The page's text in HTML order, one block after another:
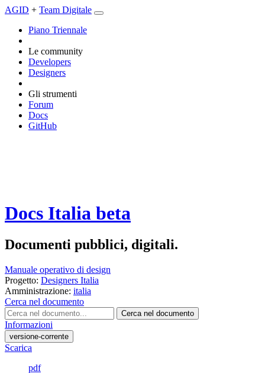
AGID + Team Digitale
Piano Triennale
Le community
Developers
Designers
Gli strumenti
Forum
Docs
GitHub
Docs Italia beta
Documenti pubblici, digitali.
Manuale operativo di design
Progetto: Designers Italia
Amministrazione: italia
Cerca nel documento
Cerca nel documento
Informazioni
versione-corrente
Scarica
pdf